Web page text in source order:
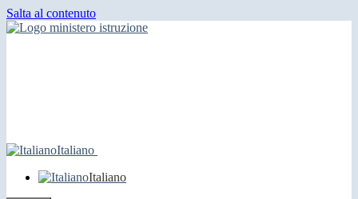
Salta al contenuto
Italiano
Italiano